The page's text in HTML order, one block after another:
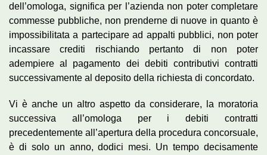
dell’omologa, significa per l’azienda non poter completare
commesse pubbliche, non prenderne di nuove in quanto è
impossibilitata a partecipare ad appalti pubblici, non poter
incassare crediti rischiando pertanto di non poter
adempiere al pagamento dei debiti contributivi contratti
successivamente al deposito della richiesta di concordato.
Vi è anche un altro aspetto da considerare, la moratoria
successiva all’omologa per i debiti contratti
precedentemente all’apertura della procedura concorsuale,
è di solo un anno, dodici mesi. Un tempo decisamente